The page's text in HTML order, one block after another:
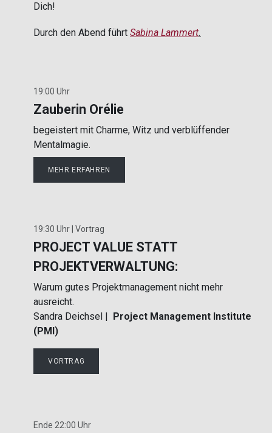
Dich!
Durch den Abend führt Sabina La​mmer​t.
19:00 Uhr
Zauberin Orélie
begeistert mit Charme, Witz und verblüffender
Mentalmagie.
MEHR ERFAHREN
19:30 Uhr | Vortrag
PROJECT VALUE STATT
PROJEKTVERWALTUNG:
Warum gutes Projektmanagement nicht mehr
ausreicht.
Sandra Deichsel | Project Management Institute
(PMI)
VORTRAG
Ende 22:00 Uhr